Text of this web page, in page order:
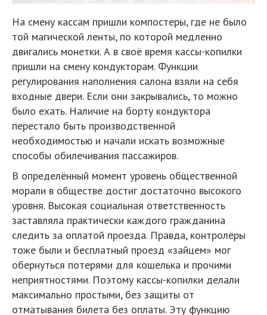
На смену кассам пришли компостеры, где не было
той магической ленты, по которой медленно
двигались монетки. А в своё время кассы-копилки
пришли на смену кондукторам. Функции
регулирования наполнения салона взяли на себя
входные двери. Если они закрывались, то можно
было ехать. Наличие на борту кондуктора
перестало быть производственной
необходимостью и начали искать возможные
способы обилечивания пассажиров.
В определённый момент уровень общественной
морали в обществе достиг достаточно высокого
уровня. Высокая социальная ответственность
заставляла практически каждого гражданина
следить за оплатой проезда. Правда, контролёры
тоже были и бесплатный проезд «зайцем» мог
обернуться потерями для кошелька и прочими
неприятностями. Поэтому кассы-копилки делали
максимально простыми, без защиты от
отматывания билета без оплаты. Эту функцию